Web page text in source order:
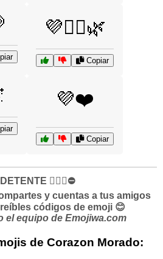
💜🧘‍♀️🌿
Copiar
💜❤️
Copiar
DETENTE ✋🏻🛑⛔️
y cuentas a tus amigos
códigos de emoji 😊
el equipo de Emojiwa.com
de Corazon Morado: